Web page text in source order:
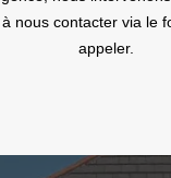
à nous contacter via le
appeler.